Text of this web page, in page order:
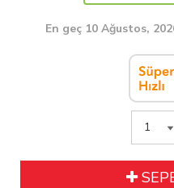
En geç 10 Ağustos,